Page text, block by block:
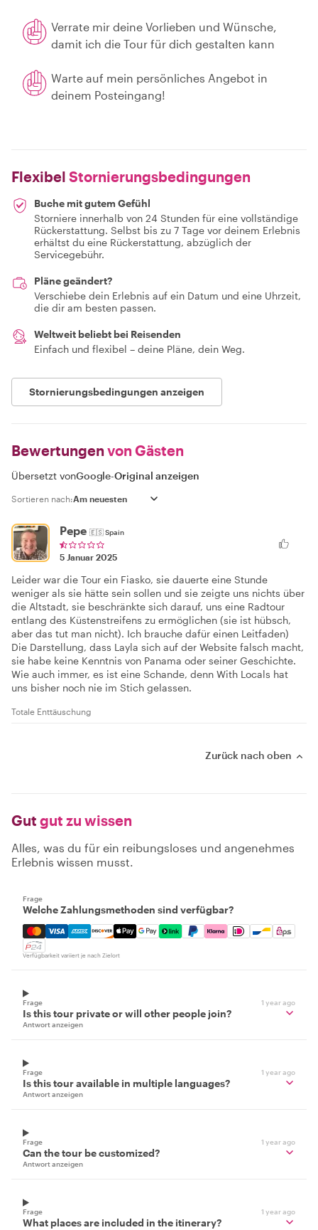
Verrate mir deine Vorlieben und Wünsche,
damit ich die Tour für dich gestalten kann
Warte auf mein persönliches Angebot in
deinem Posteingang!
Flexibel Stornierungsbedingungen
Buche mit gutem Gefühl
Storniere innerhalb von 24 Stunden für eine vollständige
Rückerstattung. Selbst bis zu 7 Tage vor deinem Erlebnis
erhältst du eine Rückerstattung, abzüglich der
Servicegebühr.
Pläne geändert?
Verschiebe dein Erlebnis auf ein Datum und eine Uhrzeit,
die dir am besten passen.
Weltweit beliebt bei Reisenden
Einfach und flexibel – deine Pläne, dein Weg.
Stornierungsbedingungen anzeigen
Bewertungen von Gästen
Übersetzt vonGoogle-Original anzeigen
Sortieren nach:
Pepe 🇪🇸Spain
5 Januar 2025
Leider war die Tour ein Fiasko, sie dauerte eine Stunde
weniger als sie hätte sein sollen und sie zeigte uns nichts über
die Altstadt, sie beschränkte sich darauf, uns eine Radtour
entlang des Küstenstreifens zu ermöglichen (sie ist hübsch,
aber das tut man nicht). Ich brauche dafür einen Leitfaden)
Die Darstellung, dass Layla sich auf der Website falsch macht,
sie habe keine Kenntnis von Panama oder seiner Geschichte.
Wie auch immer, es ist eine Schande, denn With Locals hat
uns bisher noch nie im Stich gelassen.
Totale Enttäuschung
Zurück nach oben
Gut gut zu wissen
Alles, was du für ein reibungsloses und angenehmes
Erlebnis wissen musst.
Frage
Welche Zahlungsmethoden sind verfügbar?
Mastercard, Visa, Amex, Discover, Apple Pay, Google
Verfügbarkeit variiert je nach Zielort
Frage 1 year ago
Is this tour private or will other people join?
Antwort anzeigen
Frage 1 year ago
Is this tour available in multiple languages?
Antwort anzeigen
Frage 1 year ago
Can the tour be customized?
Antwort anzeigen
Frage 1 year ago
What places are included in the itinerary?